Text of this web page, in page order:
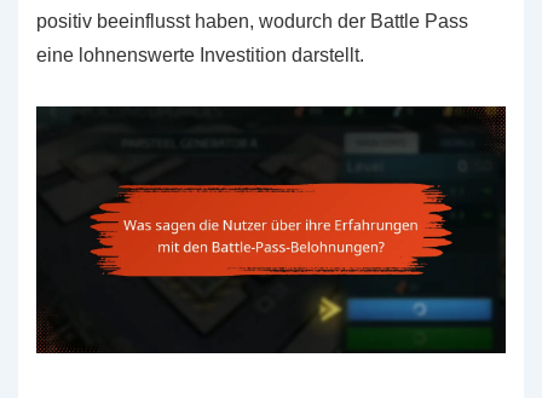
positiv beeinflusst haben, wodurch der Battle Pass
eine lohnenswerte Investition darstellt.